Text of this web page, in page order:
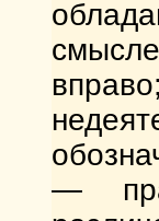
—